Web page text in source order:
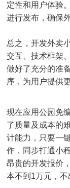
定性和用户体验
进行发布，确保
总之，开发外卖
交互、技术框架
做好了充分的准
序，为用户提供
现在应用公园免
了质量及成本的
计能力，只要一
作，同步打通小
昂贵的开发报价
本不到1万元，不